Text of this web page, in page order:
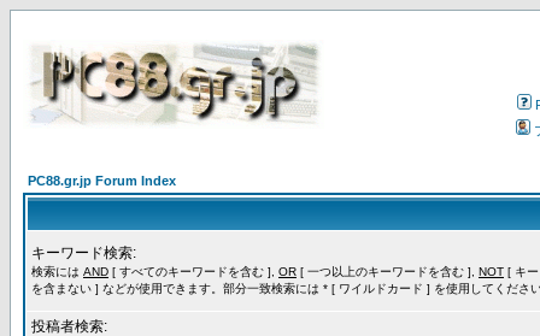
PC88.gr.jp Forum Index
キーワード検索:
検索には AND [ すべてのキーワードを含む ], OR [ 一つ以上のキーワードを含む ], NOT [ キ
を含まない ] などが使用できます。部分一致検索には * [ ワイルドカード ] を使用してくださ
投稿者検索: